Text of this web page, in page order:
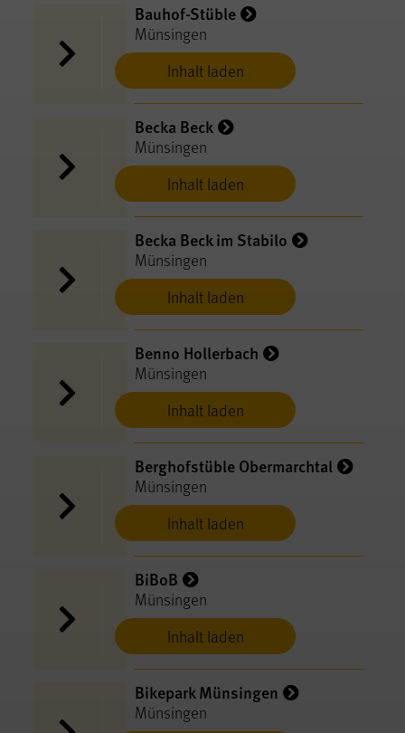
Inhalt laden
Bauhof-Stüble
Münsingen
Inhalt laden
Becka Beck
Münsingen
Inhalt laden
Becka Beck im Stabilo
Münsingen
Inhalt laden
Benno Hollerbach
Münsingen
Inhalt laden
Berghofstüble Obermarchtal
Münsingen
Inhalt laden
BiBoB
Münsingen
Bikepark Münsingen
Münsingen